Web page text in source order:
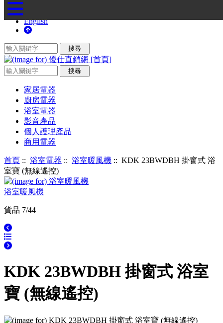
English
家居電器
廚房電器
浴室電器
影音產品
個人護理產品
商用電器
首頁 :: 浴室電器 :: 浴室暖風機 :: KDK 23BWDBH 掛窗式 浴
室寶 (無線遙控)
浴室暖風機
貨品 7/44
KDK 23BWDBH 掛窗式 浴室
寶 (無線遙控)